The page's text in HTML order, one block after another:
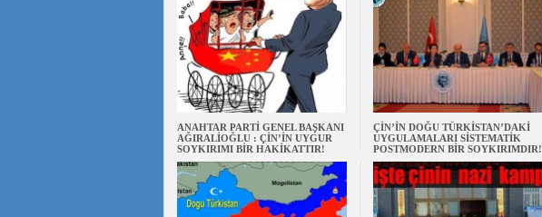
ANAHTAR PARTİ GENEL BAŞKANI
AĞIRALİOĞLU : ÇİN’İN UYGUR
SOYKIRIMI BİR HAKİKATTIR!
ÇİN’İN DOĞU TÜRKİSTAN’DAKİ
UYGULAMALARI SİSTEMATİK
POSTMODERN BİR SOYKIRIMDIR!